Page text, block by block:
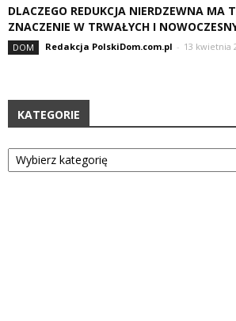
DLACZEGO REDUKCJA NIERDZEWNA MA
ZNACZENIE W TRWAŁYCH I
DOM Redakcja PolskiDom.com.pl - 13 kwietnia
KATEGORIE
Kategorie